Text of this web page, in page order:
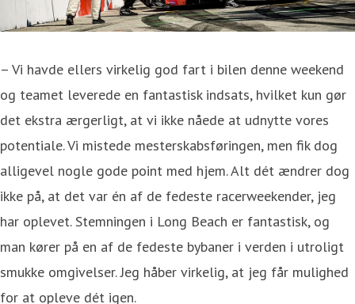
– Vi havde ellers virkelig god fart i bilen denne weekend
og teamet leverede en fantastisk indsats, hvilket kun gør
det ekstra ærgerligt, at vi ikke nåede at udnytte vores
potentiale. Vi mistede mesterskabsføringen, men fik dog
alligevel nogle gode point med hjem. Alt dét ændrer dog
ikke på, at det var én af de fedeste racerweekender, jeg
har oplevet. Stemningen i Long Beach er fantastisk, og
man kører på en af de fedeste bybaner i verden i utroligt
smukke omgivelser. Jeg håber virkelig, at jeg får mulighed
for at opleve dét igen.